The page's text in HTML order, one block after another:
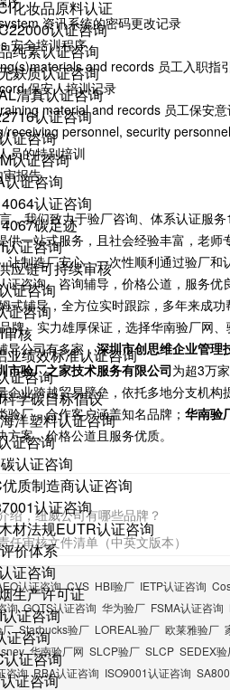
化妆品原料认证
认证咨询
纯素认证咨询
麸质认证咨询
清真认证咨询
认证咨询
证咨询
认证咨询
认证咨询
认证咨询
碳足迹
证咨询
应链可持续审核
证咨询
证咨询
核
业绩效标准认证咨询
证咨询
学碳目标倡议
洋塑料认证咨询
证咨询
认证咨询
质制造商认证咨询
认证咨询
材法规EUTR认证咨询
价体系
证咨询
生产许可证
证咨询
证咨询
证咨询
证咨询
资讯系统的密码更改记录
全培训程序
and records 员工入职指引
保安人培训记录
material and records 员工保安意
personnel, security
的特别培训
报告
我们致力于验厂咨询、体系认证服务
一站式服务，且社会经验丰富，老
制造厂安心、一次性顺利通过验厂和
证咨询、咨询辅导，价格公道，服务
式辅导，全方位实时跟踪，多年来成
牌。实力雄厚保证，选择华南验厂网、
导公司有多家，深圳市创思维企业管理
市验厂之家技术服务有限公司为超3万
企业跨越贸易壁垒，依托多地分支机构
厂，合作客户涵盖知名品牌； 华南验
案，价格公道且服务优质。
绍，纽威公司有哪些品牌？
审核文件清单（中英文版本）
认证咨询 CVS HBI验厂 IETP认证咨询
询 GOTS认证咨询 华为验厂 FSMA认证咨询
厂 Starbucks验厂 LOREAL验厂 欧莱雅验厂
华南验厂网 SLCP验厂 SLCP SEDEX验
咨询 RBA认证咨询 ISO9001认证咨询